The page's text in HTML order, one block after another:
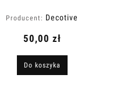
Producent: Decotive
50,00 zł
Do koszyka